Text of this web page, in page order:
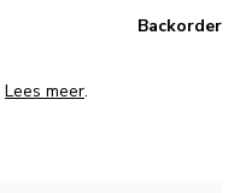
Backorder
Lees meer.